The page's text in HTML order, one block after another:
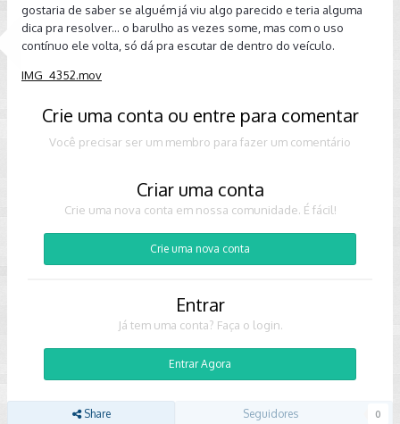
gostaria de saber se alguém já viu algo parecido e teria alguma
dica pra resolver... o barulho as vezes some, mas com o uso
contínuo ele volta, só dá pra escutar de dentro do veículo.
IMG_4352.mov
Crie uma conta ou entre para comentar
Você precisar ser um membro para fazer um comentário
Criar uma conta
Crie uma nova conta em nossa comunidade. É fácil!
Crie uma nova conta
Entrar
Já tem uma conta? Faça o login.
Entrar Agora
Share Seguidores 0